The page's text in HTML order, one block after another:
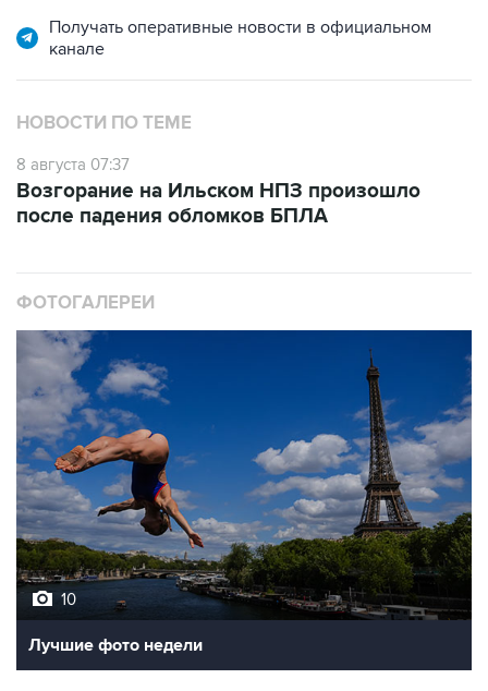
Получать оперативные новости в официальном
канале
НОВОСТИ ПО ТЕМЕ
8 августа 07:37
Возгорание на Ильском НПЗ произошло
после падения обломков БПЛА
ФОТОГАЛЕРЕИ
10
Лучшие фото недели